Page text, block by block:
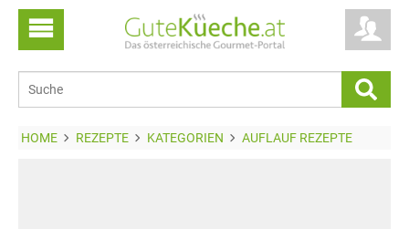
HOME REZEPTE KATEGORIEN AUFLAUF REZEPTE